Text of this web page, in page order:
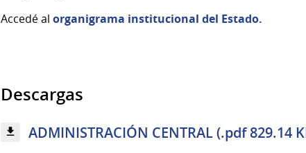
Accedé al organigrama institucional del Estado.
Descargas
ADMINISTRACIÓN CENTRAL (.pdf 829.14